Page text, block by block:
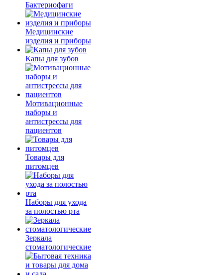
Бактериофаги
Медицинские
изделия и приборы
Капы для зубов
Мотивационные
наборы и
антистрессы для
пациентов
Товары для
питомцев
Наборы для ухода
за полостью рта
Зеркала
стоматологические